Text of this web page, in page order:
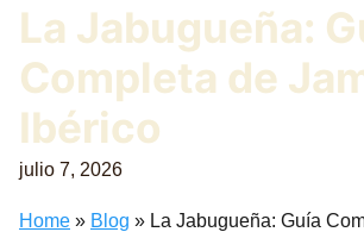
La Jabugueña:
Completa de
Ibérico
julio 7, 2026
Home » Blog » La Jabugueña: Guía